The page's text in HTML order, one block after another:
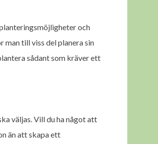
och
man till viss del planera sin
sådant som kräver ett
väljas. Vill du ha något att
än att skapa ett